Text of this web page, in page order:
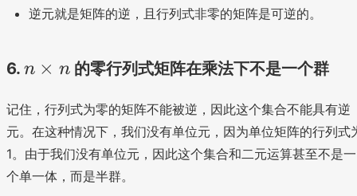
es
et
B
)
=
\
逆元就是矩阵的逆，且行列式非零的矩阵是可逆的。
6. n
ti
m
es
n
n × n的零行列式矩阵在乘法下不是一个群
记住，行列式为零的矩阵不能被逆，因此这个集合不能具有逆
元。在这种情况下，我们没有单位元，因为单位矩阵的行列式
1。由于我们没有单位元，因此这个集合和二元运算甚至不是一
个单一体，而是半群。